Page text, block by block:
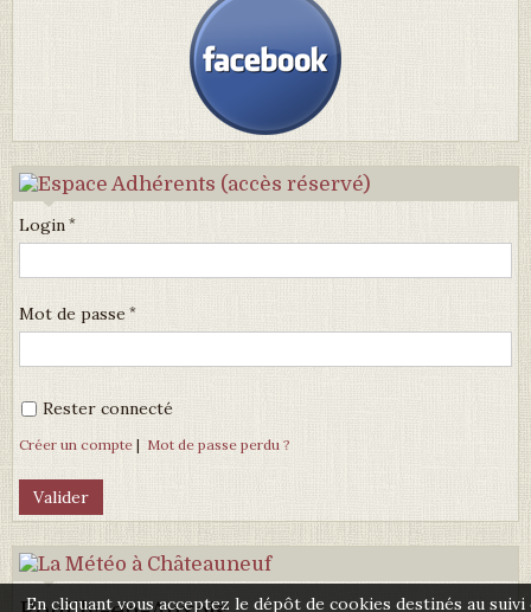
Login
Mot de passe
Rester connecté
Créer un compte | Mot de passe perdu ?
En cliquant vous acceptez le dépôt de cookies destinés au suivi